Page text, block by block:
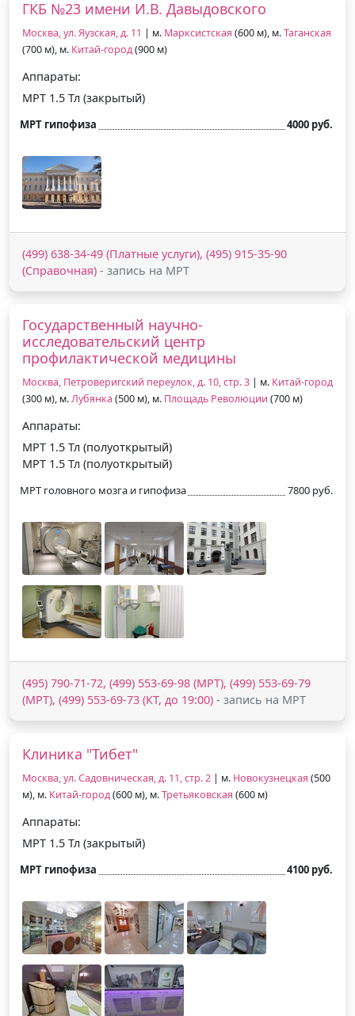
ГКБ №23 имени И.В. Давыдовского
Москва, ул. Яузская, д. 11 | м. Марксистская (600 м), м.Таганская
(700 м), м. Китай-город(900 м)
Аппараты:
МРТ 1.5 Тл (закрытый)
МРТ гипофиза 4000 руб.
(499) 638-34-49 (Платные услуги), (495) 915-35-90
(Справочная) - запись на МРТ
Государственный научно-
исследовательский центр
профилактической медицины
Москва, Петроверигский переулок, д. 10, стр. 3 | м. Китай-город
(300 м), м.Лубянка (500 м), м. Площадь Революции (700 м)
Аппараты:
МРТ 1.5 Тл (полуоткрытый)
МРТ 1.5 Тл (полуоткрытый)
МРТ головного мозга и гипофиза 7800 руб.
(495) 790-71-72, (499) 553-69-98 (МРТ), (499) 553-69-79
(МРТ), (499) 553-69-73 (КТ, до 19:00) - запись на МРТ
Клиника "Тибет"
Москва, ул. Садовническая, д. 11, стр. 2 | м. Новокузнецкая (500
м), м. Китай-город(600 м), м.Третьяковская (600 м)
Аппараты:
МРТ 1.5 Тл (закрытый)
МРТ гипофиза 4100 руб.